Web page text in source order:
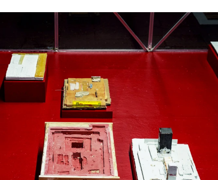
//related to transition
#8 | 2023 Ricarda Hoop
#7 | 2022 Hannah Rath
#6 | 2022 Max Brück - Projectspacefestival
#5 | 2022 Shelley Odradek
#4 | 2022 Constantin Hartenstein
#3 | 2022 Maulwerker & Steffi Weismann
#2 | 2022 Anna Bochkova
#1 | 2022 Christophe Constantin